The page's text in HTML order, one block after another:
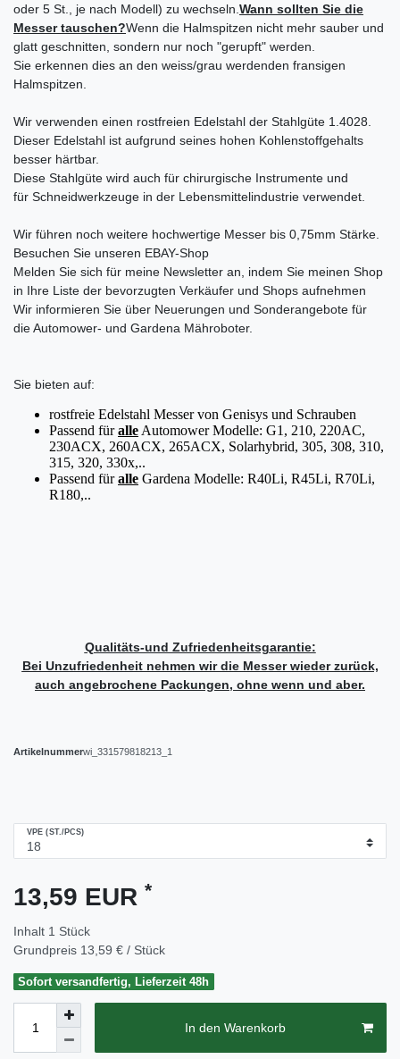
oder 5 St., je nach Modell) zu wechseln. Wann sollten Sie die
Messer tauschen?Wenn die Halmspitzen nicht mehr sauber und
glatt geschnitten, sondern nur noch "gerupft" werden.
Sie erkennen dies an den weiss/grau werdenden fransigen
Halmspitzen.
Wir verwenden einen rostfreien Edelstahl der Stahlgüte 1.4028.
Dieser Edelstahl ist aufgrund seines hohen Kohlenstoffgehalts
besser härtbar.
Diese Stahlgüte wird auch für chirurgische Instrumente und
für Schneidwerkzeuge in der Lebensmittelindustrie verwendet.
Wir führen noch weitere hochwertige Messer bis 0,75mm Stärke.
Besuchen Sie unseren EBAY-Shop
Melden Sie sich für meine Newsletter an, indem Sie meinen Shop
in Ihre Liste der bevorzugten Verkäufer und Shops aufnehmen
Wir informieren Sie über Neuerungen und Sonderangebote für
die Automower- und Gardena Mähroboter.
Sie bieten auf:
rostfreie Edelstahl Messer von Genisys und Schrauben
Passend füralle Automower Modelle: G1, 210, 220AC,
230ACX, 260ACX, 265ACX, Solarhybrid, 305, 308, 310,
315, 320, 330x,..
Passend füralle Gardena Modelle: R40Li, R45Li, R70Li,
R180,..
Qualitäts-und Zufriedenheitsgarantie:
Bei Unzufriedenheit nehmen wir die Messer wieder zurück,
auch angebrochene Packungen, ohne wenn und aber.
Artikelnummerwi_331579818213_1
VPE (ST./PCS)
13,59 EUR *
Inhalt 1 Stück
Grundpreis 13,59 € / Stück
Sofort versandfertig, Lieferzeit 48h
In den Warenkorb